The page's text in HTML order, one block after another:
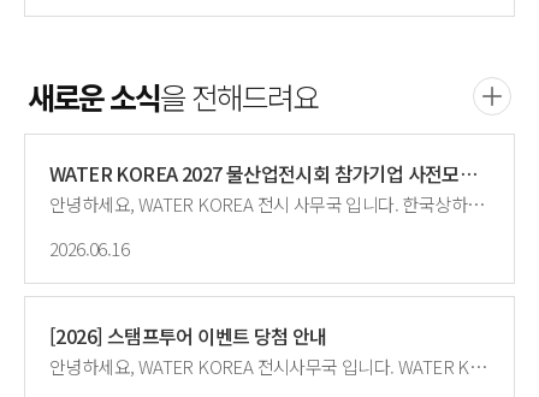
새로운 소식을 전해드려요
WATER KOREA 2027 물산업전시회 참가기업 사전모집 안내
안녕하세요, WATER KOREA 전시 사무국 입니다. 한국상하수도협회는 매년 물시장 활성화와 물산업 종사자 간 화합의 장 마련을 위한 WATER KOREA(대한민국 국제물산업박람회)를 개최하고 있습니다.내년 3월 개최하는 WATER KOREA 2027 물산업전시회 참여기업 모집을 위하여, '26년 전시회 참여기업 대상으로 사전모집을 진행할 예정이오니 많은 관심과 참여바랍니다. 가. 행 사 명: WATER KOREA 2027(대한민국 국제물산업박람회) 나. 기간·장소: '27. 3. 17.(수) ~ 3. 19.(금), KINTEX 제2전시장 7~8A홀(경기도 고양시 소재) 다. 주요행사: 물산업전시회, 수출상담회, 구매상담회, 세미나, 교류회의 등 라. 전시규모: 250개사 630부스 마. 사전모집: WATER KOREA 2026 물산업전시회 참여기업 대상(세부사항 붙임 참조) 1) 접수기간: 2026. 7. 7.(화) ~ 8. 13.(목) ※ 기간 내 그룹별 신청기간 상이 2) 접수방법: 그룹별 신청기간 내 참가신청서 작성하여 회신(waterkorea2027@kwwa.or.kr) ※ 부스배치도와 기업별 접수순번은 첨부파일 참조 - '26. 6. 30.기준으로 협회비 납부여부와 온라인전시관 참여도를 합산하여 접수 순번 점수를 산정합니다. ※ 부스배치도: https://docs.google.com/spreadsheets/d/1KPzTZcWRVInXDhFtmXm5aUPJW0zb15_QKSbaLncwtZo/edit?gid=0#gid=0 3) 참고사항: 서울아리수본부 공동관 참여 희망시 협회에 사전 문의 요망 ※ 그 외 공동관은 '26. 12월 ~ '27. 1월 중 주관기관에서 별도 모집(예정) 붙임 1. WATER KOREA 2027 물산업전시회 사전모집 신청 안내 2. 참가신청서 양식
2026.06.16
[2026] 스탬프투어 이벤트 당첨 안내
안녕하세요, WATER KOREA 전시사무국 입니다. WATER KOERA 2026 스탬프투어 이벤트 당첨 결과 안내드립니다. 가장 어려운 미션을 성공하신 분들의 당첨을 축하드립니다!<img src="/upload/editor2/7132e8c3-b2ee-4684-afb0-010fe0949dee.jpg " title="12.jpg"><img src="/upload/editor2/8d0d758f-7290-4c4d-b203-05af68affafa.jpg " title="222.jpg"> 감사합니다.